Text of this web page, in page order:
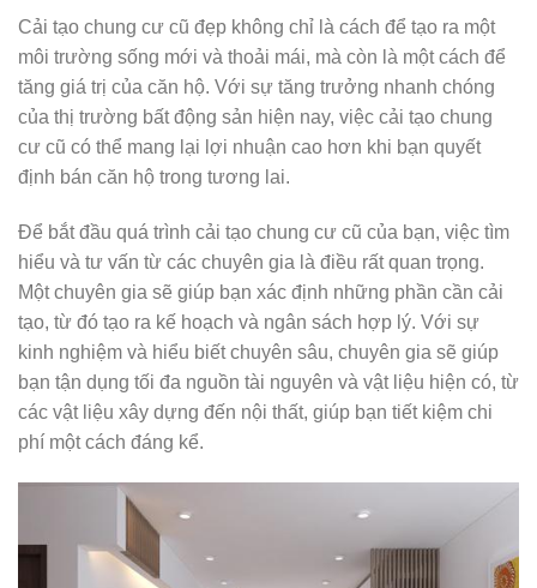
Cải tạo chung cư cũ đẹp không chỉ là cách để tạo ra một
môi trường sống mới và thoải mái, mà còn là một cách để
tăng giá trị của căn hộ. Với sự tăng trưởng nhanh chóng
của thị trường bất động sản hiện nay, việc cải tạo chung
cư cũ có thể mang lại lợi nhuận cao hơn khi bạn quyết
định bán căn hộ trong tương lai.
Để bắt đầu quá trình cải tạo chung cư cũ của bạn, việc tìm
hiểu và tư vấn từ các chuyên gia là điều rất quan trọng.
Một chuyên gia sẽ giúp bạn xác định những phần cần cải
tạo, từ đó tạo ra kế hoạch và ngân sách hợp lý. Với sự
kinh nghiệm và hiểu biết chuyên sâu, chuyên gia sẽ giúp
bạn tận dụng tối đa nguồn tài nguyên và vật liệu hiện có, từ
các vật liệu xây dựng đến nội thất, giúp bạn tiết kiệm chi
phí một cách đáng kể.